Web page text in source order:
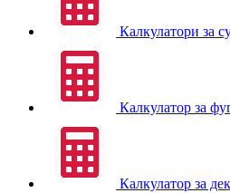
Калкулатори за
Калкулатор за
Калкулатор за